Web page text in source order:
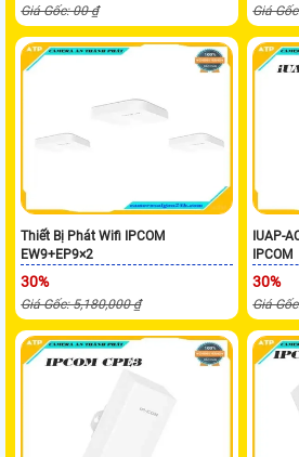
Giá Gốc: 00 ₫ Giá
Thiết Bị Phát Wifi IPCOM
EW9+EP9×2
30%
Giá Gốc: 5,180,000 ₫
IUAP-
IPCOM
30%
Giá